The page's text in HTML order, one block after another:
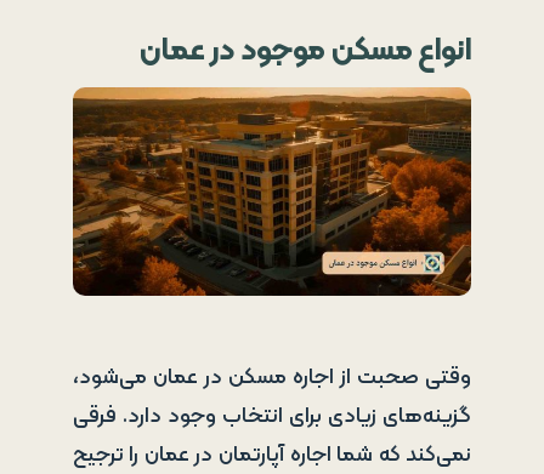
انواع مسکن موجود در عمان
وقتی صحبت از اجاره مسکن در عمان می‌شود،
گزینه‌های زیادی برای انتخاب وجود دارد. فرقی
نمی‌کند که شما اجاره آپارتمان در عمان را ترجیح